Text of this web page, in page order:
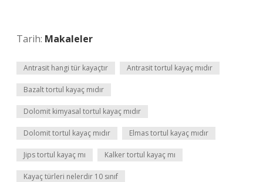
Tarih: Makaleler
Antrasit hangi tür kayaçtır Antrasit tortul kayaç mıdır
Bazalt tortul kayaç mıdır
Dolomit kimyasal tortul kayaç mıdır
Dolomit tortul kayaç mıdır Elmas tortul kayaç mıdır
Jips tortul kayaç mı Kalker tortul kayaç mı
Kayaç türleri nelerdir 10 sınıf